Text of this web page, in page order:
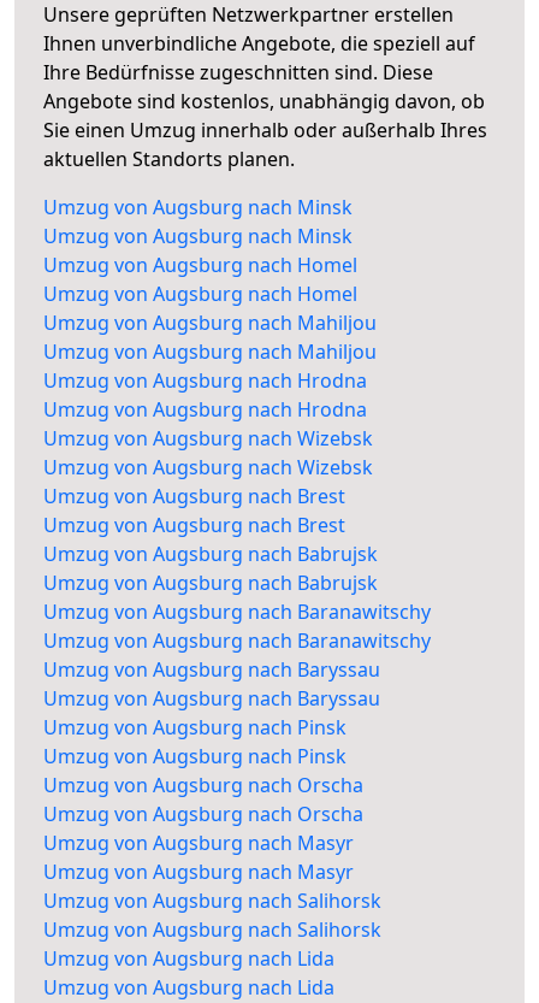
Unsere geprüften Netzwerkpartner erstellen
Ihnen unverbindliche Angebote, die speziell auf
Ihre Bedürfnisse zugeschnitten sind. Diese
Angebote sind kostenlos, unabhängig davon, ob
Sie einen Umzug innerhalb oder außerhalb Ihres
aktuellen Standorts planen.
Umzug von Augsburg nach Minsk
Umzug von Augsburg nach Minsk
Umzug von Augsburg nach Homel
Umzug von Augsburg nach Homel
Umzug von Augsburg nach Mahiljou
Umzug von Augsburg nach Mahiljou
Umzug von Augsburg nach Hrodna
Umzug von Augsburg nach Hrodna
Umzug von Augsburg nach Wizebsk
Umzug von Augsburg nach Wizebsk
Umzug von Augsburg nach Brest
Umzug von Augsburg nach Brest
Umzug von Augsburg nach Babrujsk
Umzug von Augsburg nach Babrujsk
Umzug von Augsburg nach Baranawitschy
Umzug von Augsburg nach Baranawitschy
Umzug von Augsburg nach Baryssau
Umzug von Augsburg nach Baryssau
Umzug von Augsburg nach Pinsk
Umzug von Augsburg nach Pinsk
Umzug von Augsburg nach Orscha
Umzug von Augsburg nach Orscha
Umzug von Augsburg nach Masyr
Umzug von Augsburg nach Masyr
Umzug von Augsburg nach Salihorsk
Umzug von Augsburg nach Salihorsk
Umzug von Augsburg nach Lida
Umzug von Augsburg nach Lida